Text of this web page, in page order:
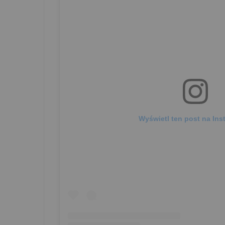
Wyświetl ten post na